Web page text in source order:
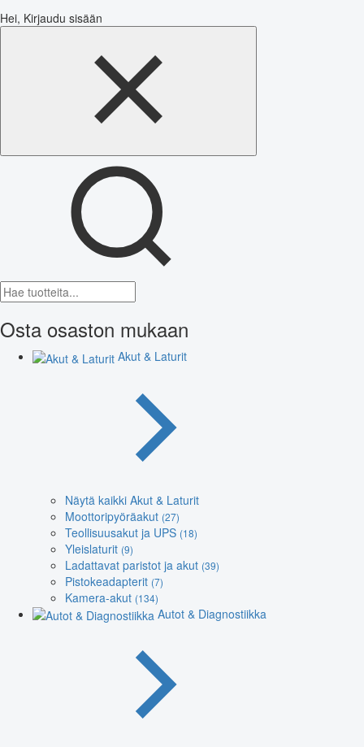
Hei, Kirjaudu sisään
Osta osaston mukaan
Akut & Laturit
Näytä kaikki Akut & Laturit
Moottoripyöräakut (27)
Teollisuusakut ja UPS (18)
Yleislaturit (9)
Ladattavat paristot ja akut (39)
Pistokeadapterit (7)
Kamera-akut (134)
Autot & Diagnostiikka